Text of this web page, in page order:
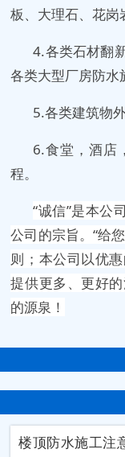
板、大理石、花岗
4.各类石材翻
各类大型厂房防水
5.各类建筑物
6.食堂，酒店
程。
“诚信”是本公
公司的宗旨。“给
则；本公司以优
提供更多、更好
的源泉！
楼顶防水施工注